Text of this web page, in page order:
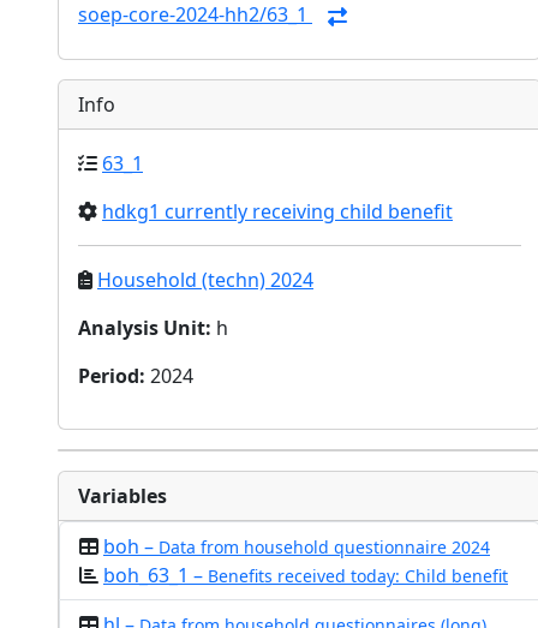
soep-core-2024-hh2/63_1
Info
63_1
hdkg1 currently receiving child benefit
Household (techn) 2024
Analysis Unit: h
Period: 2024
Variables
boh – Data from household questionnaire 2024
boh_63_1 – Benefits received today: Child benefit